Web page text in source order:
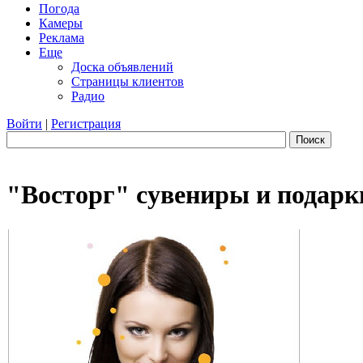
Погода
Камеры
Реклама
Еще
Доска объявлений
Страницы клиентов
Радио
Войти | Регистрация
Поиск
"Восторг" сувениры и